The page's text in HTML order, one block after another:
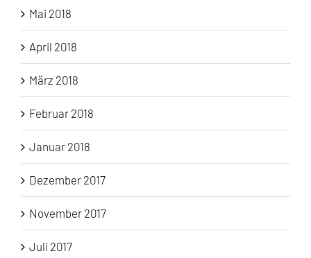
Mai 2018
April 2018
März 2018
Februar 2018
Januar 2018
Dezember 2017
November 2017
Juli 2017